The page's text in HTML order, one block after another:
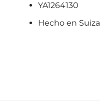
YA1264130
Hecho en Suiza